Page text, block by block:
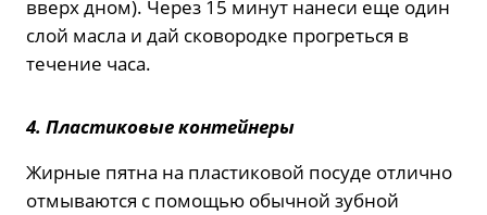
вверх дном). Через 15 минут нанеси еще один
слой масла и дай сковородке прогреться в
течение часа.
4. Пластиковые контейнеры
Жирные пятна на пластиковой посуде отлично
отмываются с помощью обычной зубной